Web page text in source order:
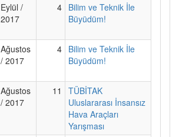
Eylül /
2017
4 Bilim ve Teknik İle
Büyüdüm!
Ağustos
/ 2017
4 Bilim ve Teknik İle
Büyüdüm!
Ağustos
/ 2017
11
TÜBİTAK
Uluslararası İnsansız
Hava Araçları
Yarışması